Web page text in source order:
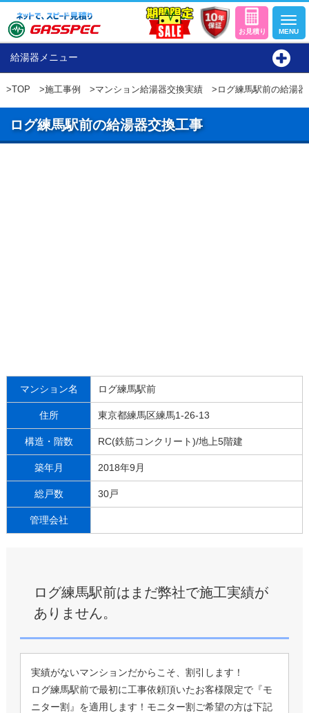
給湯器メニュー
>TOP >施工事例 >マンション給湯器交換実績>ログ練馬駅前の給湯器
ログ練馬駅前の給湯器交換工事
マンション名 ログ練馬駅前
住所 東京都練馬区練馬1-26-13
構造・階数 RC(鉄筋コンクリート)/地上5階建
築年月 2018年9月
総戸数 30戸
管理会社
ログ練馬駅前はまだ弊社で施工実績が
ありません。
実績がないマンションだからこそ、割引します！
ログ練馬駅前で最初に工事依頼頂いたお客様限定で『モ
ニター割』を適用します！モニター割ご希望の方は下記